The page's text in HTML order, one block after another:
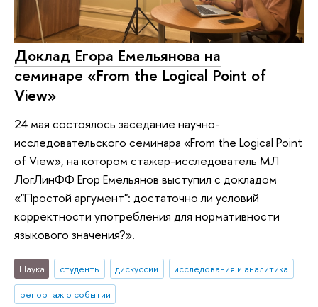
Доклад Егора Емельянова на
семинаре «‎From the Logical Point of
View»
24 мая состоялось заседание научно-
исследовательского семинара «‎From the Logical Point
of View», на котором стажер-исследователь МЛ
ЛогЛинФФ Егор Емельянов выступил с докладом
«"Простой аргумент": достаточно ли условий
корректности употребления для нормативности
языкового значения?».
Наука студенты дискуссии
исследования и аналитика
репортаж о событии